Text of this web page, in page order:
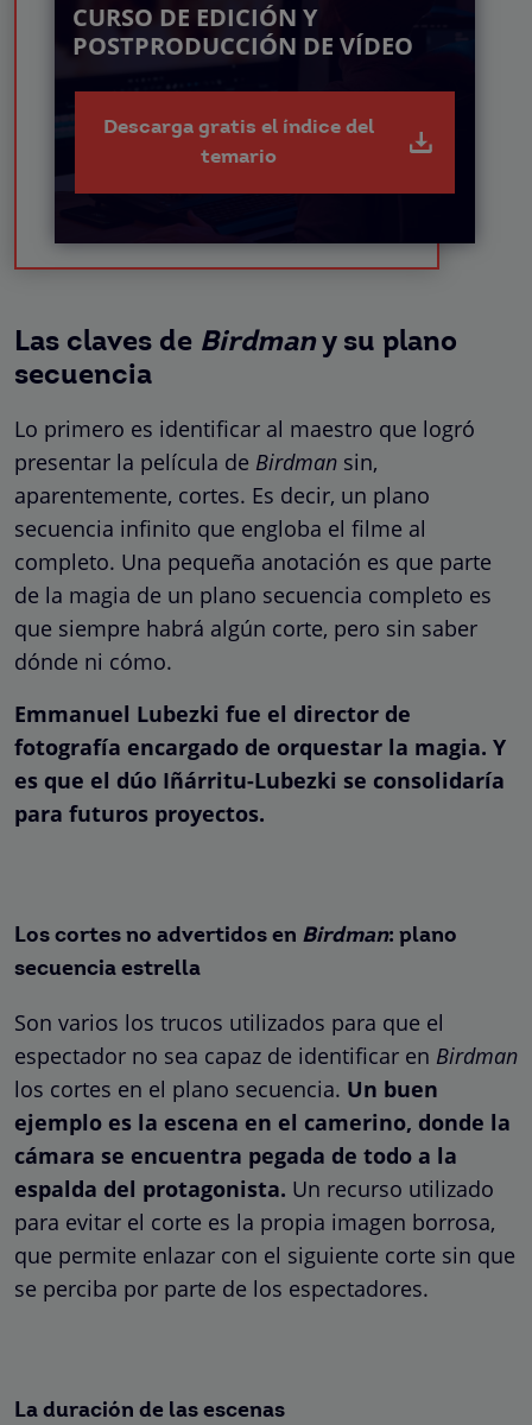
CURSO DE EDICIÓN Y
POSTPRODUCCIÓN DE VÍDEO
Descarga gratis el índice del
temario
Las claves de Birdmany su plano
secuencia
Lo primero es identificar al maestro que logró
presentar la película de Birdman sin,
aparentemente, cortes. Es decir, un plano
secuencia infinito que engloba el filme al
completo. Una pequeña anotación es que parte
de la magia de un plano secuencia completo es
que siempre habrá algún corte, pero sin saber
dónde ni cómo.
Emmanuel Lubezki fue el director de
fotografía encargado de orquestar la magia. Y
es que el dúo Iñárritu-Lubezki se consolidaría
para futuros proyectos.
Los cortes no advertidos en Birdman: plano
secuencia estrella
Son varios los trucos utilizados para que el
espectador no sea capaz de identificar en Birdman
los cortes en el plano secuencia. Un buen
ejemplo es la escena en el camerino, donde la
cámara se encuentra pegada de todo a la
espalda del protagonista. Un recurso utilizado
para evitar el corte es la propia imagen borrosa,
que permite enlazar con el siguiente corte sin que
se perciba por parte de los espectadores.
La duración de las escenas